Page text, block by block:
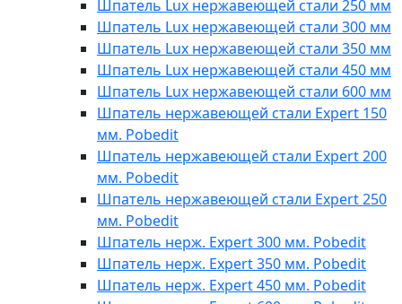
Шпатель Lux нержавеющей стали 250 мм
Шпатель Lux нержавеющей стали 300 мм
Шпатель Lux нержавеющей стали 350 мм
Шпатель Lux нержавеющей стали 450 мм
Шпатель Lux нержавеющей стали 600 мм
Шпатель нержавеющей стали Expert 150
мм. Pobedit
Шпатель нержавеющей стали Expert 200
мм. Pobedit
Шпатель нержавеющей стали Expert 250
мм. Pobedit
Шпатель нерж. Expert 300 мм. Pobedit
Шпатель нерж. Expert 350 мм. Pobedit
Шпатель нерж. Expert 450 мм. Pobedit